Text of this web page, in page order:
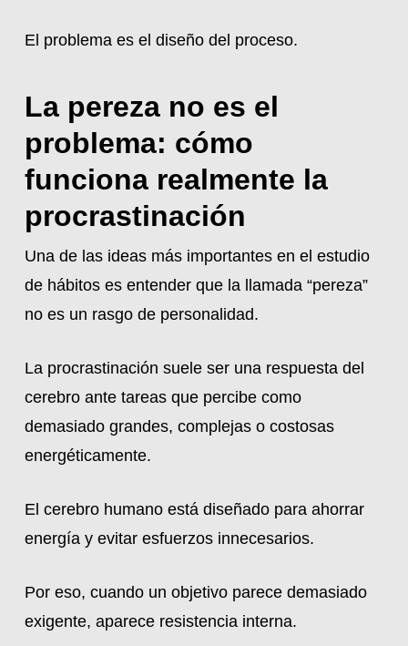
El problema es el diseño del proceso.
La pereza no es el
problema: cómo
funciona realmente la
procrastinación
Una de las ideas más importantes en el estudio
de hábitos es entender que la llamada “pereza”
no es un rasgo de personalidad.
La procrastinación suele ser una respuesta del
cerebro ante tareas que percibe como
demasiado grandes, complejas o costosas
energéticamente.
El cerebro humano está diseñado para ahorrar
energía y evitar esfuerzos innecesarios.
Por eso, cuando un objetivo parece demasiado
exigente, aparece resistencia interna.